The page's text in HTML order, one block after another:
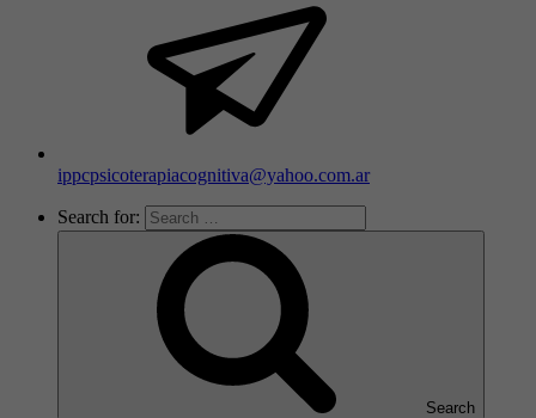
ippcpsicoterapiacognitiva@yahoo.com.ar
Search for:
Search